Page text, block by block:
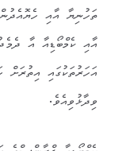
ތަހުނިޔާ އާއި
އާއި ކެމްބޯޑިއާ އާ
އަހަރުތަކުގައި
ވިދާޅުވިއެވެ.